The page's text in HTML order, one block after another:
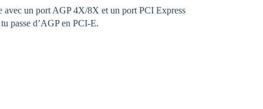
avec un port AGP 4X/8X et un port PCI Express
passe d’AGP en PCI-E.